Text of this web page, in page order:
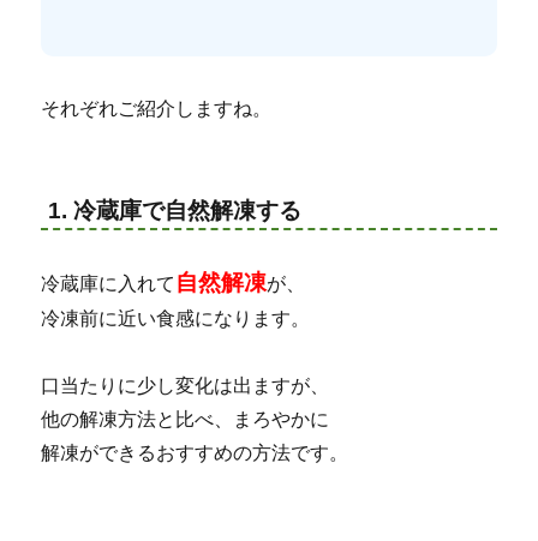
それぞれご紹介しますね。
1. 冷蔵庫で自然解凍する
冷蔵庫に入れて 自然解凍が、
冷凍前に近い食感になります。
口当たりに少し変化は出ますが、
他の解凍方法と比べ、まろやかに
解凍ができるおすすめの方法です。